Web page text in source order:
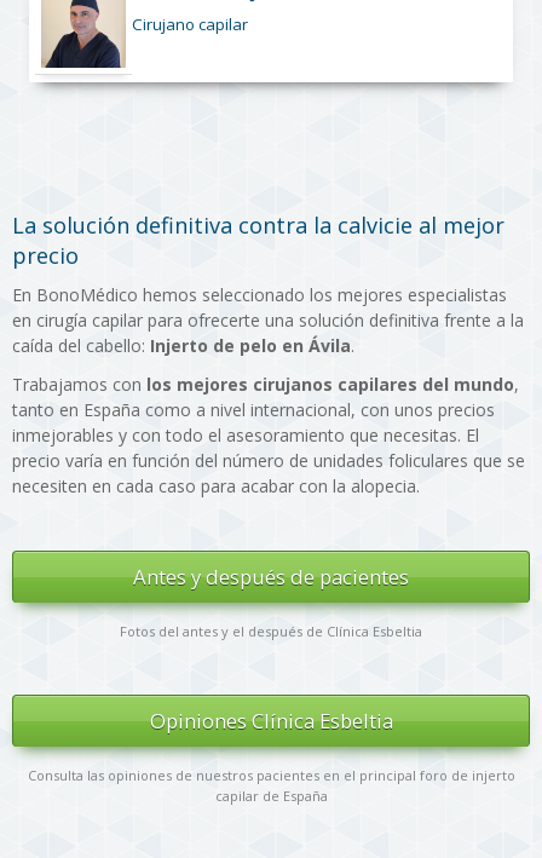
Cirujano capilar
La solución definitiva contra la calvicie al mejor
precio
En BonoMédico hemos seleccionado los mejores especialistas
en cirugía capilar para ofrecerte una solución definitiva frente a la
caída del cabello: Injerto de pelo en Ávila.
Trabajamos con los mejores cirujanos capilares del mundo,
tanto en España como a nivel internacional, con unos precios
inmejorables y con todo el asesoramiento que necesitas. El
precio varía en función del número de unidades foliculares que se
necesiten en cada caso para acabar con la alopecia.
Antes y después de pacientes
Fotos del antes y el después de Clínica Esbeltia
Opiniones Clínica Esbeltia
Consulta las opiniones de nuestros pacientes en el principal foro de injerto
capilar de España